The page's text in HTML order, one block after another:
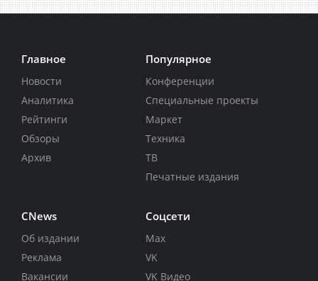
Главное
Новости
Аналитика
Рейтинги
Обзоры
Архив
Популярное
Конференции
Специальные проекты
Маркет
Техника
ТВ
Печатные издания
CNews
Об издании
Реклама
Вакансии
Соцсети
Max
VK
VK Видео